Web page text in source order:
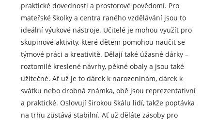
praktické dovednosti a prostorové povědomí. Pro
mateřské školky a centra raného vzdělávání jsou to
ideální výukové nástroje. Učitelé je mohou využít pro
skupinové aktivity, které dětem pomohou naučit se
týmové práci a kreativitě. Dělají také úžasné dárky –
roztomilé kreslené návrhy, pěkné obaly a jsou také
užitečné. Ať už je to dárek k narozeninám, dárek k
svátku nebo drobná známka, obě jsou reprezentativní
a praktické. Oslovují širokou škálu lidí, takže poptávka
na trhu zůstává stabilní. Ať už děláte zásoby pro